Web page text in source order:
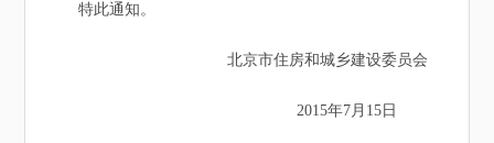
特此通知。
北京市住房和城乡建设委员会
2015年7月15日